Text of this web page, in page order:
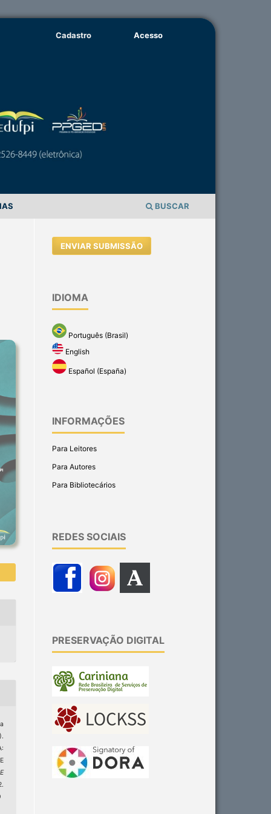
BUSCAR
Cadastro Acesso
ENVIAR SUBMISSÃO
IDIOMA
Português (Brasil)
English
Español (España)
INFORMAÇÕES
Para Leitores
Para Autores
Para Bibliotecários
REDES SOCIAIS
PRESERVAÇÃO DIGITAL